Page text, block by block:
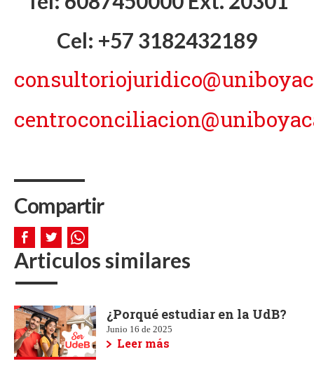
Cel: +57 3182432189
Compartir
Articulos similares
¿Porqué estudiar en la UdB?
Junio 16 de 2025
Leer más